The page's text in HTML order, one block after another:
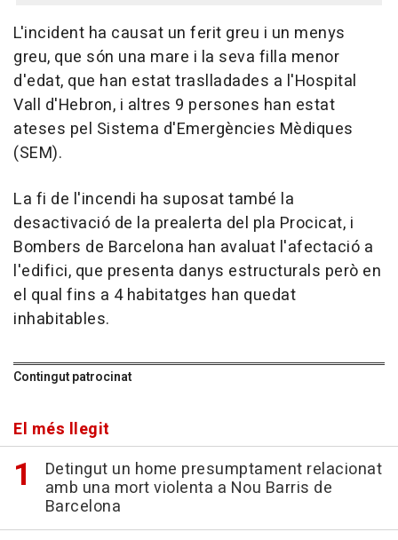
L'incident ha causat un ferit greu i un menys
greu, que són una mare i la seva filla menor
d'edat, que han estat traslladades a l'Hospital
Vall d'Hebron, i altres 9 persones han estat
ateses pel Sistema d'Emergències Mèdiques
(SEM).
La fi de l'incendi ha suposat també la
desactivació de la prealerta del pla Procicat, i
Bombers de Barcelona han avaluat l'afectació a
l'edifici, que presenta danys estructurals però en
el qual fins a 4 habitatges han quedat
inhabitables.
Contingut patrocinat
El més llegit
Detingut un home presumptament relacionat
amb una mort violenta a Nou Barris de
Barcelona